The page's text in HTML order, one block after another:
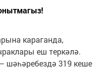
караганда,
еш теркәлә.
шәһәребездә 319 кеше